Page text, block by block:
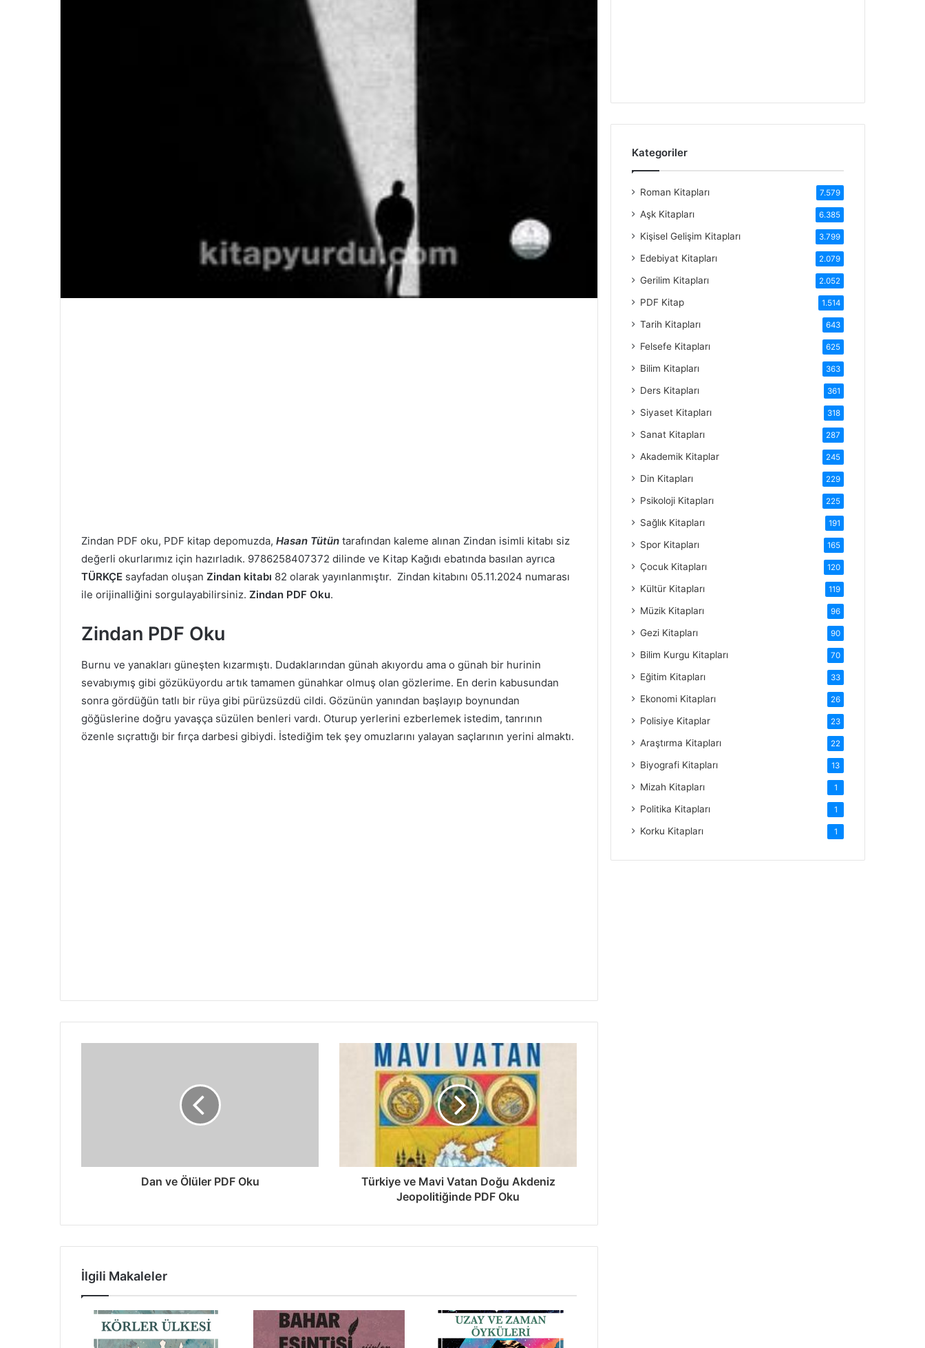
Zindan PDF oku, PDF kitap depomuzda, Hasan Tütün tarafından kaleme alınan Zindan isimli kitabı siz
değerli okurlarımız için hazırladık. 9786258407372 dilinde ve Kitap Kağıdı ebatında basılan ayrıca
TÜRKÇE sayfadan oluşan Zindan kitabı 82 olarak yayınlanmıştır. Zindan kitabını 05.11.2024 numarası
ile orijinalliğini sorgulayabilirsiniz. Zindan PDF Oku.
Zindan PDF Oku
Burnu ve yanakları güneşten kızarmıştı. Dudaklarından günah akıyordu ama o günah bir hurinin
sevabıymış gibi gözüküyordu artık tamamen günahkar olmuş olan gözlerime. En derin kabusundan
sonra gördüğün tatlı bir rüya gibi pürüzsüzdü cildi. Gözünün yanından başlayıp boynundan
göğüslerine doğru yavaşça süzülen benleri vardı. Oturup yerlerini ezberlemek istedim, tanrının
özenle sıçrattığı bir fırça darbesi gibiydi. İstediğim tek şey omuzlarını yalayan saçlarının yerini almaktı.
Dan ve Ölüler PDF Oku
Türkiye ve Mavi Vatan Doğu Akdeniz
Jeopolitiğinde PDF Oku
İlgili Makaleler
Kategoriler
Roman Kitapları 7.579
Aşk Kitapları 6.385
Kişisel Gelişim Kitapları 3.799
Edebiyat Kitapları 2.079
Gerilim Kitapları 2.052
PDF Kitap 1.514
Tarih Kitapları 643
Felsefe Kitapları 625
Bilim Kitapları 363
Ders Kitapları 361
Siyaset Kitapları 318
Sanat Kitapları 287
Akademik Kitaplar 245
Din Kitapları 229
Psikoloji Kitapları 225
Sağlık Kitapları 191
Spor Kitapları 165
Çocuk Kitapları 120
Kültür Kitapları 119
Müzik Kitapları 96
Gezi Kitapları 90
Bilim Kurgu Kitapları 70
Eğitim Kitapları 33
Ekonomi Kitapları 26
Polisiye Kitaplar 23
Araştırma Kitapları 22
Biyografi Kitapları 13
Mizah Kitapları 1
Politika Kitapları 1
Korku Kitapları 1